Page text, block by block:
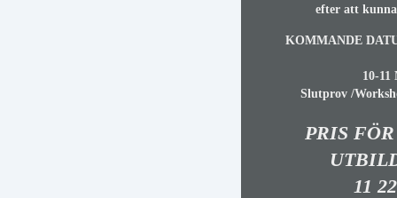
efter att
KOMMANDE
10-11
Slutprov /
PRIS
11